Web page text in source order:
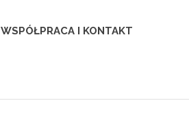
WSPÓŁPRACA I KONTAKT